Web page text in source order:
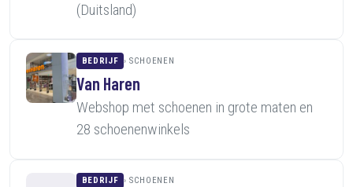
(Duitsland)
BEDRIJF SCHOENEN
Van Haren
Webshop met schoenen in grote maten en
28 schoenenwinkels
BEDRIJF SCHOENEN